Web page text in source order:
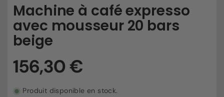
Machine à café expresso
avec mousseur 20 bars
beige
Produit disponible en stock.